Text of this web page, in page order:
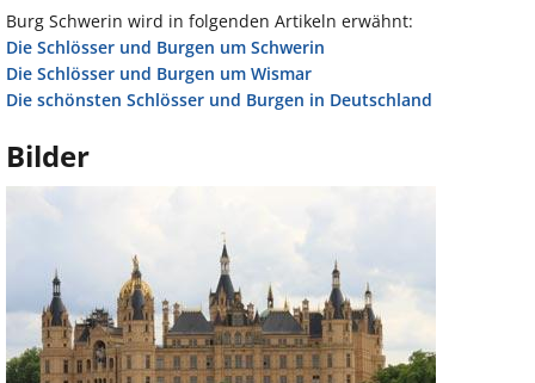
Burg Schwerin wird in folgenden Artikeln erwähnt:
Die Schlösser und Burgen um Schwerin
Die Schlösser und Burgen um Wismar
Die schönsten Schlösser und Burgen in Deutschland
Bilder